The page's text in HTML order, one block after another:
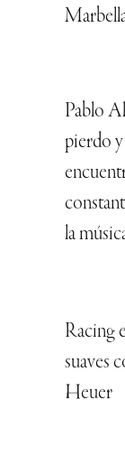
Pablo
pierdo
la
Racing
suaves
Heuer